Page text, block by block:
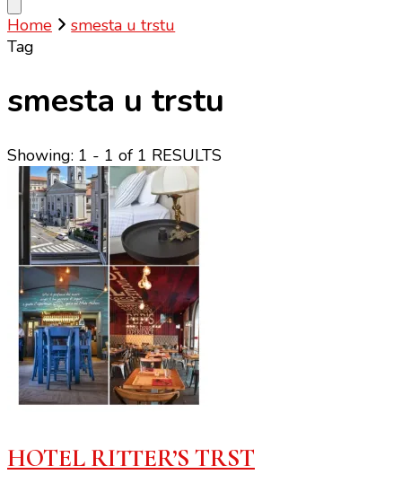
Home
smesta u trstu
Tag
smesta u trstu
Showing: 1 - 1 of 1 RESULTS
HOTEL RITTER’S TRST